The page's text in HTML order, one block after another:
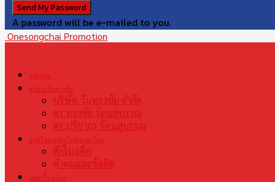
A password will be e-mailed to you.
Onesongchai Promotion
หน้าแรก
ตำนานวันทรงชัย
บริษัท วันทรงชัย จำกัด
ดร.ทรงชัย รัตนสุบรรณ
ดร.ปริยากร รัตนสุบรรณ
มวยไทย มรดกไทย มรดกโลก
ศึกในอดีต
คำคมและข้อคิด
แชมเปี้ยนโลก